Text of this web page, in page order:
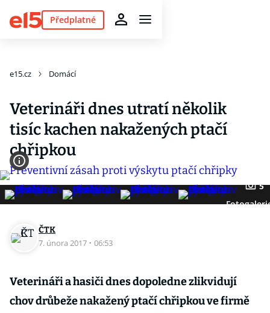
Předplatné
e15.cz Domácí
Veterináři dnes utratí několik
tisíc kachen nakažených ptačí
chřipkou
5
ČTK
7. února 2017 · 06:53
Veterináři a hasiči dnes dopoledne zlikvidují
chov drůbeže nakažený ptačí chřipkou ve firmě